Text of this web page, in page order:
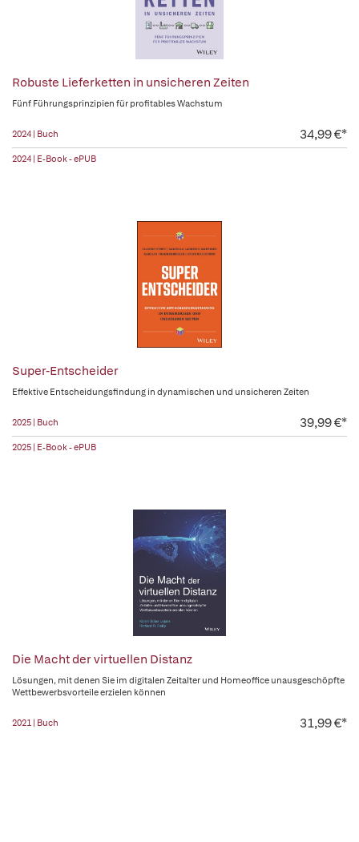
Robuste Lieferketten in unsicheren Zeiten
Fünf Führungsprinzipien für profitables Wachstum
2024 | Buch 34,99 €*
2024 | E-Book - ePUB
Super-Entscheider
Effektive Entscheidungsfindung in dynamischen und unsicheren Zeiten
2025 | Buch 39,99 €*
2025 | E-Book - ePUB
Die Macht der virtuellen Distanz
Lösungen, mit denen Sie im digitalen Zeitalter und Homeoffice unausgeschöpfte
Wettbewerbsvorteile erzielen können
2021 | Buch 31,99 €*